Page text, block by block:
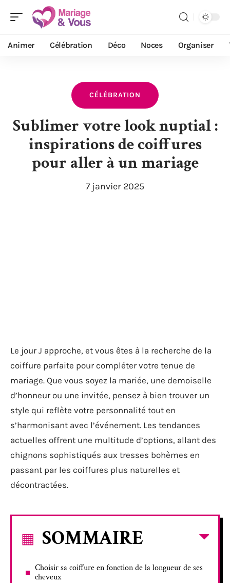
Animer Célébration Déco Noces Organiser
CÉLÉBRATION
Sublimer votre look nuptial :
inspirations de coiffures
pour aller à un mariage
7 janvier 2025
Le jour J approche, et vous êtes à la recherche de la
coiffure parfaite pour compléter votre tenue de
mariage. Que vous soyez la mariée, une demoiselle
d’honneur ou une invitée, pensez à bien trouver un
style qui reflète votre personnalité tout en
s’harmonisant avec l’événement. Les tendances
actuelles offrent une multitude d’options, allant des
chignons sophistiqués aux tresses bohèmes en
passant par les coiffures plus naturelles et
décontractées.
SOMMAIRE
Choisir sa coiffure en fonction de la longueur de ses
cheveux